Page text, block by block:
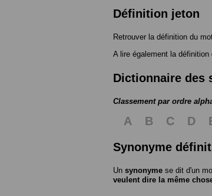
Définition jeton
Retrouver la définition du
A lire également la définition
Dictionnaire des
Classement par ordre
A B C D
Synonyme
Un synonyme se dit d'un
veulent dire la même